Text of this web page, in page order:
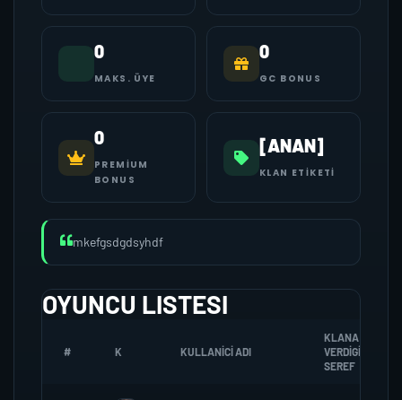
0
MAKS. ÜYE
0
GC BONUS
0
PREMIUM
BONUS
[ANAN]
KLAN ETIKETI
mkefgsdgdsyhdf
OYUNCU LISTESI
# K KULLANICI ADI
KLANA
VERDIGI
SEREF